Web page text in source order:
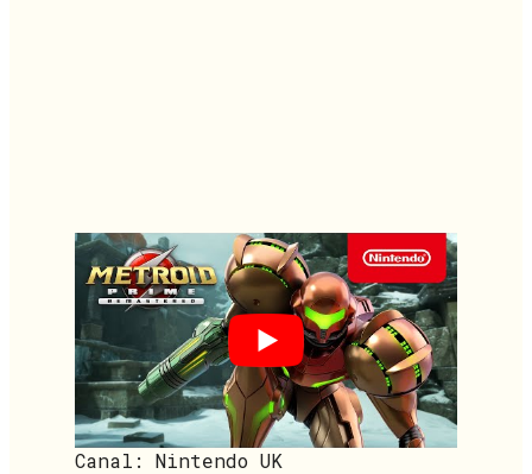
Canal: Nintendo UK